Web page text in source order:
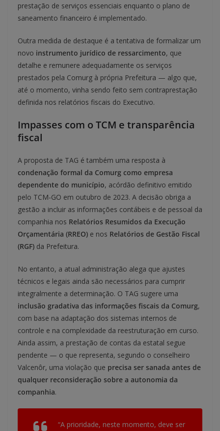
prestação de serviços essenciais enquanto o plano de
saneamento financeiro é implementado.
Outra medida de destaque é a tentativa de formalizar um
novo instrumento jurídico de ressarcimento, que
detalhe e remunere adequadamente os serviços
prestados pela Comurg à própria Prefeitura — algo que,
até o momento, vinha sendo feito sem contraprestação
definida nos relatórios fiscais do Executivo.
Impasses com o TCM e transparência
fiscal
A proposta de TAG é também uma resposta à
condenação formal da Comurg como empresa
dependente do município, acórdão definitivo emitido
pelo TCM-GO em outubro de 2023. A decisão obriga a
gestão a incluir as informações contábeis e de pessoal da
companhia nos Relatórios Resumidos da Execução
Orçamentária (RREO) e nos Relatórios de Gestão Fiscal
(RGF) da Prefeitura.
No entanto, a atual administração alega que ajustes
técnicos e legais ainda são necessários para cumprir
integralmente a determinação. O TAG sugere uma
inclusão gradativa das informações fiscais da Comurg,
com base na adaptação dos sistemas internos de
controle e na complexidade da reestruturação em curso.
Ainda assim, a prestação de contas da estatal segue
pendente — o que representa, segundo o conselheiro
Valcenôr, uma violação que precisa ser sanada antes de
qualquer reconsideração sobre a autonomia da
companhia.
“A prioridade, neste momento, deve ser